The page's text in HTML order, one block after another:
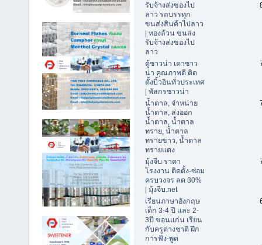
รับจ้างส่งของไป
ลาว รถบรรทุก
ขนส่งสินค้าไปลาว
| ทองล้วน ขนส่ง
รับจ้างส่งของไป
ลาว
ตู้ซาวน่า เตาซาว
น่า คุณภาพดี ติด
ตั้งบิ้วอินทั่วประเทศ
| พัสกรซาวน่า
น้ำตาล, จำหน่าย
น้ำตาล, ส่งออก
น้ำตาล, น้ำตาล
ทราย, น้ำตาล
ทรายขาว, น้ำตาล
ทรายแดง
มุ้งจีบ ราคา
โรงงาน ติดตั้ง-ซ่อม
ครบวงจร ลด 30%
| มุ้งจีบ.net
เรียนภาษาอังกฤษ
เด็ก 3-4 ปี และ 2-
3ปี ขอนแก่น เรียน
กับครูต่างชาติ ฝึก
การฟัง-พูด